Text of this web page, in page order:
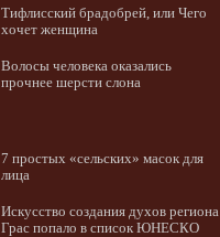
Тифлисский брадобрей, или Чего
хочет женщина
Волосы человека оказались
прочнее шерсти слона
7 простых «сельских» масок для
лица
Искусство создания духов региона
Грас попало в список ЮНЕСКО